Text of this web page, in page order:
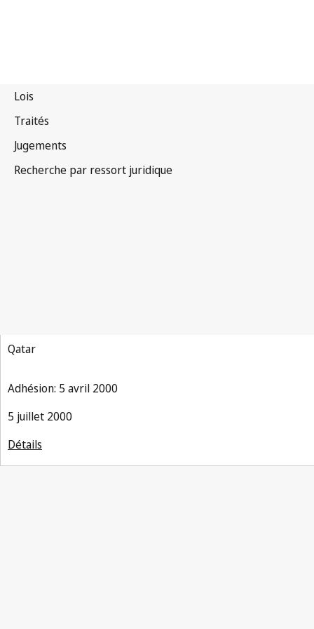
Qatar
Adhésion: 5 avril 2000
5 juillet 2000
Détails